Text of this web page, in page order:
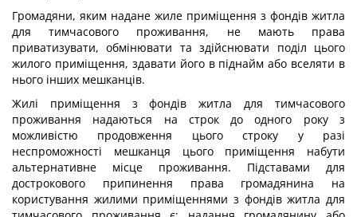
Громадяни, яким надане жиле приміщення з фондів житла
для тимчасового проживання, не мають права
приватизувати, обмінювати та здійснювати поділ цього
жилого приміщення, здавати його в піднайм або вселяти в
нього інших мешканців.
Жилі приміщення з фондів житла для тимчасового
проживання надаються на строк до одного року з
можливістю продовження цього строку у разі
неспроможності мешканця цього приміщення набути
альтернативне місце проживання. Підставами для
дострокового припинення права громадянина на
користування жилими приміщеннями з фондів житла для